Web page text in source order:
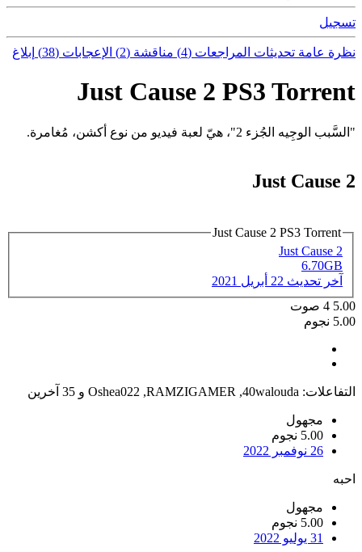
تسجيل
نظرة عامة تحديثات المراجعات (4) مناقشة (2) الإعجابات (38) إبلاغ
Just Cause 2 PS3 Torrent
"السَّبب الوجِيه الجُزء 2"، هيّ لعبة فيديو من نوع أكشن، مُغامرة.
Just Cause 2
Just Cause 2 PS3 Torrent
Just Cause 2
6.70GB
آخر تحديث 22 أبريل 2021
5.00
4 صوت
5.00 نجوم
التفاعلات: 40walouda
,
RAMZIGAMER
,
Oshea022 و 35 آخرين
مجهول
5.00 نجوم
26 نوفمبر 2022
احبه
مجهول
5.00 نجوم
31 يوليو 2022